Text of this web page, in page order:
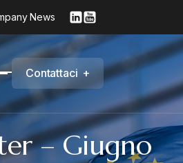
News
Contattaci +
– Giugno